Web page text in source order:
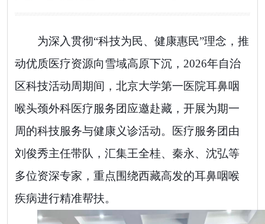
为深入贯彻“科技为民、健康惠民”理念，推
动优质医疗资源向雪域高原下沉， 2026年自治
区科技活动周期间，北京大学第一医院耳鼻咽
喉头颈外科医疗服务团应邀赴藏，开展为期一
周的科技服务与健康义诊活动。医疗服务团由
刘俊秀主任带队，汇集王全桂、秦永、沈弘等
多位资深专家，重点围绕西藏高发的耳鼻咽喉
疾病进行精准帮扶。